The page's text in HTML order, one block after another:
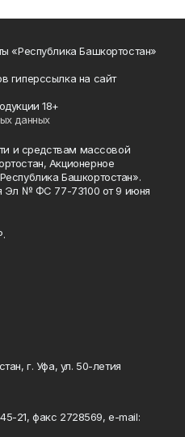
«Республика Башкортостан»
гиперссылка на сайт
18+
данных
и средствам массовой
Акционерное
Башкортостан».
Эл № ФС 77-73100 от 9 июня
г. Уфа, ул. 50-летия
21, факс 2728569, e-mail: